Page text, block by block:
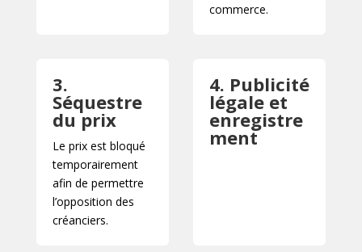
commerce.
3.
Séquestre
du prix
Le prix est bloqué
temporairement
afin de permettre
l’opposition des
créanciers.
4. Publicité
légale et
enregistre
ment